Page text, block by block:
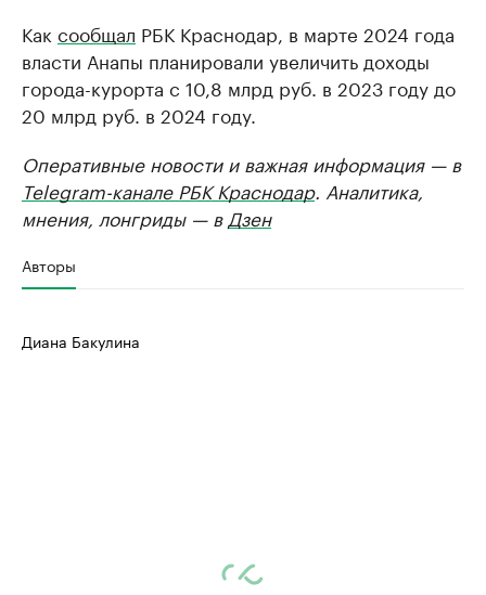
Как сообщал РБК Краснодар, в марте 2024 года
власти Анапы планировали увеличить доходы
города-курорта с 10,8 млрд руб. в 2023 году до
20 млрд руб. в 2024 году.
Оперативные новости и важная информация — в
Telegram-канале РБК Краснодар. Аналитика,
мнения, лонгриды — в Дзен
Авторы
Диана Бакулина